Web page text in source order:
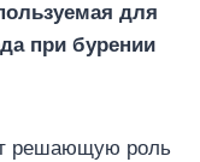
для
при бурении
решающую роль